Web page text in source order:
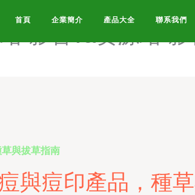
-影音AV天堂-影
首頁 企業簡介 產品大全 聯系我們
與拔草指南
與痘印產品，種